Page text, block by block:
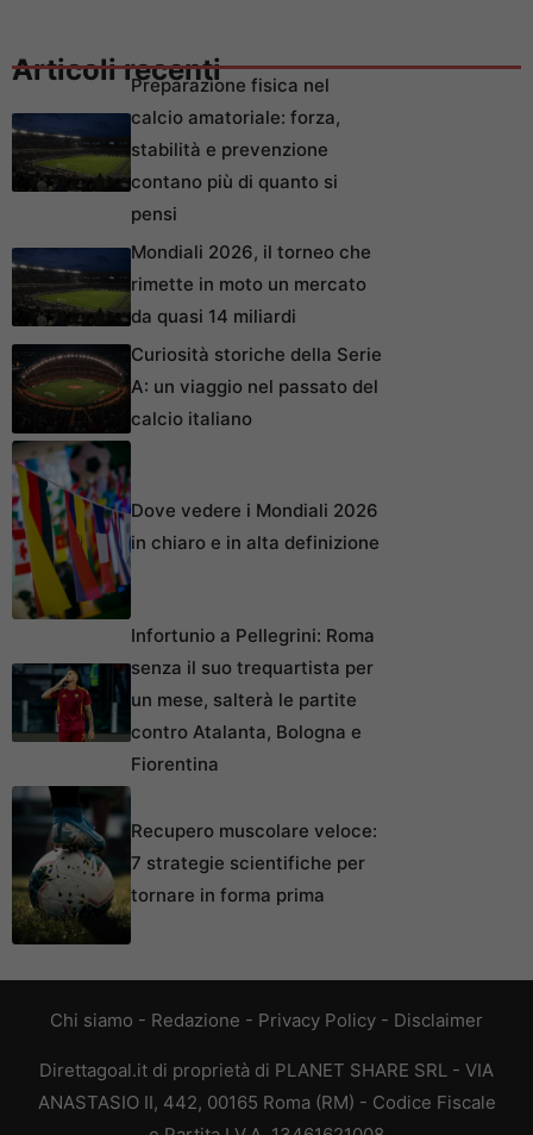
Articoli recentiPreparazione fisica nel
calcio amatoriale: forza,
stabilità e prevenzione
contano più di quanto si
pensi
Mondiali 2026, il torneo che
rimette in moto un mercato
da quasi 14 miliardi
Curiosità storiche della Serie
A: un viaggio nel passato del
calcio italiano
Dove vedere i Mondiali 2026
in chiaro e in alta definizione
Infortunio a Pellegrini: Roma
senza il suo trequartista per
un mese, salterà le partite
contro Atalanta, Bologna e
Fiorentina
Recupero muscolare veloce:
7 strategie scientifiche per
tornare in forma prima
Chi siamo - Redazione - Privacy Policy - Disclaimer
Direttagoal.it di proprietà di PLANET SHARE SRL - VIA
ANASTASIO II, 442, 00165 Roma (RM) - Codice Fiscale